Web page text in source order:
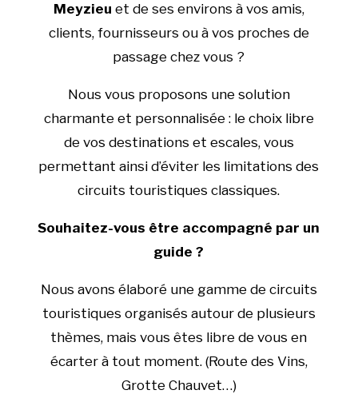
Meyzieu et de ses environs à vos amis,
clients, fournisseurs ou à vos proches de
passage chez vous ?
Nous vous proposons une solution
charmante et personnalisée : le choix libre
de vos destinations et escales, vous
permettant ainsi d’éviter les limitations des
circuits touristiques classiques.
Souhaitez-vous être accompagné par un
guide ?
Nous avons élaboré une gamme de circuits
touristiques organisés autour de plusieurs
thèmes, mais vous êtes libre de vous en
écarter à tout moment. (Route des Vins,
Grotte Chauvet…)